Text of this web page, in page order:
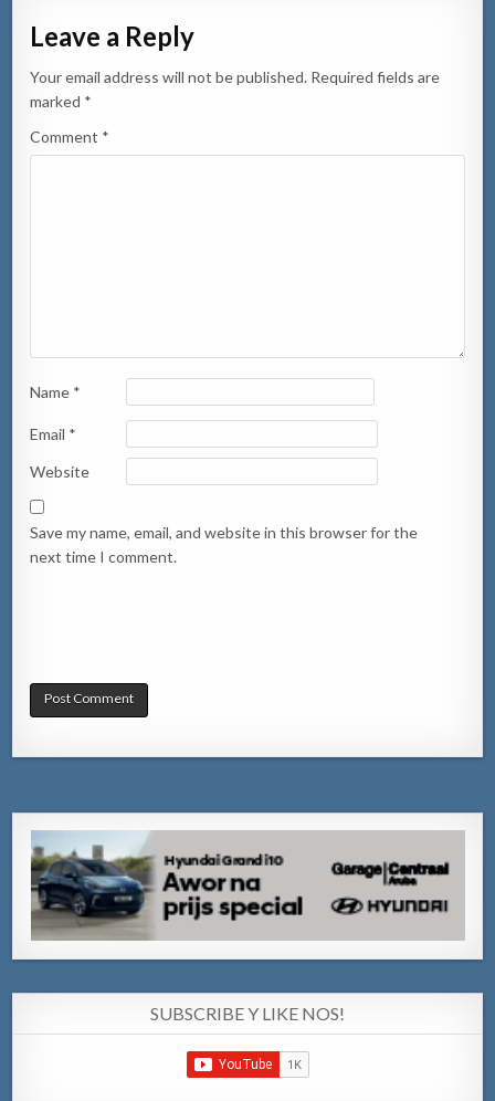
Leave a Reply
Your email address will not be published. Required fields are
marked *
Comment *
Name *
Email *
Website
Save my name, email, and website in this browser for the
next time I comment.
SUBSCRIBE Y LIKE NOS!